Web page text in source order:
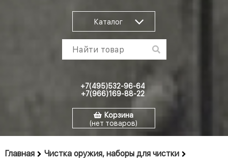
Каталог
+7(495)532-96-64
+7(966)169-88-22
Корзина
(нет товаров)
Главная
Чистка оружия, наборы для чистки